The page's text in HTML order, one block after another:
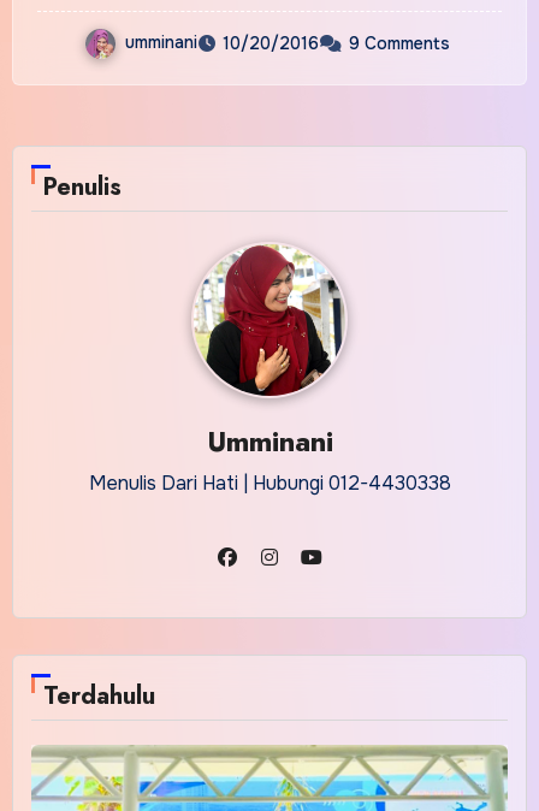
umminani 10/20/2016 9 Comments
Penulis
Umminani
Menulis Dari Hati | Hubungi 012-4430338
Terdahulu